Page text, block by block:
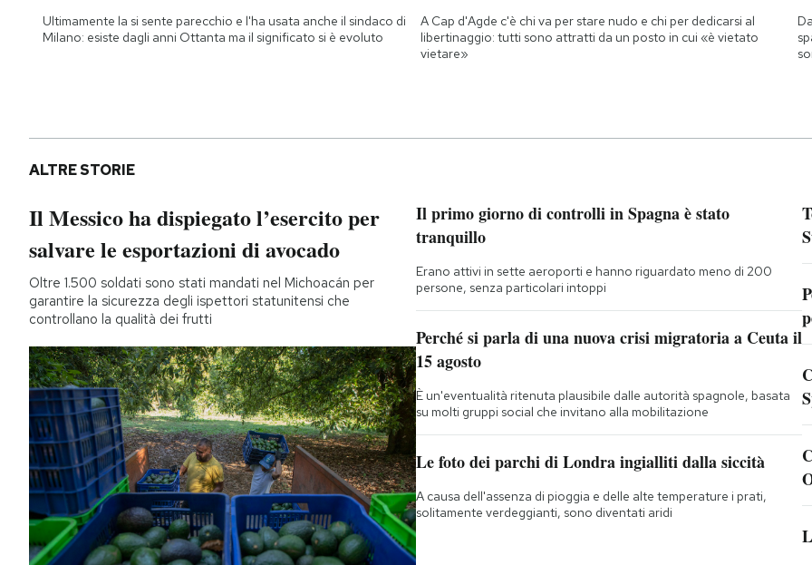
Ultimamente la si sente parecchio e l'ha usata anche il sindaco di
Milano: esiste dagli anni Ottanta ma il significato si è evoluto
A Cap d'Agde c'è chi va per stare nudo e chi per dedicarsi al
libertinaggio: tutti sono attratti da un posto in cui «è vietato
vietare»
ALTRE STORIE
Il Messico ha dispiegato l’esercito per
salvare le esportazioni di avocado
Oltre 1.500 soldati sono stati mandati nel Michoacán per
garantire la sicurezza degli ispettori statunitensi che
controllano la qualità dei frutti
Il primo giorno di controlli in Spagna è stato
tranquillo
Erano attivi in sette aeroporti e hanno riguardato meno di 200
persone, senza particolari intoppi
Perché si parla di una nuova crisi migratoria a Ceuta il
15 agosto
È un'eventualità ritenuta plausibile dalle autorità spagnole, basata
su molti gruppi social che invitano alla mobilitazione
Le foto dei parchi di Londra ingialliti dalla siccità
A causa dell'assenza di pioggia e delle alte temperature i prati,
solitamente verdeggianti, sono diventati aridi